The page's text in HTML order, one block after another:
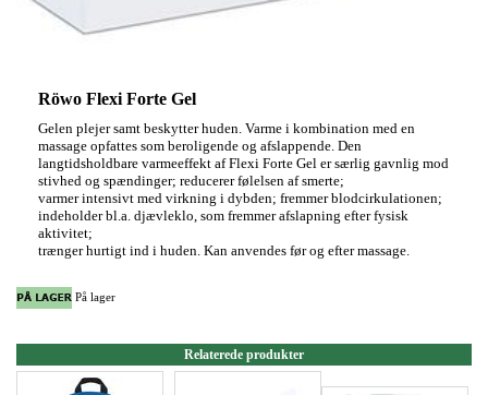
Röwo Flexi Forte Gel
Gelen plejer samt beskytter huden. Varme i kombination med en
massage opfattes som beroligende og afslappende. Den
langtidsholdbare varmeeffekt af Flexi Forte Gel er særlig gavnlig mod
stivhed og spændinger; reducerer følelsen af smerte;
varmer intensivt med virkning i dybden; fremmer blodcirkulationen;
indeholder bl.a. djævleklo, som fremmer afslapning efter fysisk
aktivitet;
trænger hurtigt ind i huden. Kan anvendes før og efter massage.
På lager
Relaterede produkter